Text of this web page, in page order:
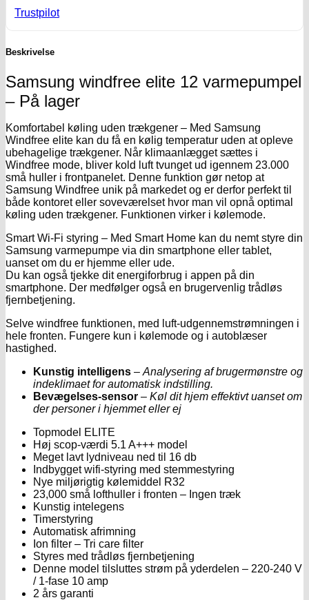
Trustpilot
Beskrivelse
Samsung windfree elite 12 varmepumpel
– På lager
Komfortabel køling uden trækgener – Med Samsung
Windfree elite kan du få en kølig temperatur uden at opleve
ubehagelige trækgener. Når klimaanlægget sættes i
Windfree mode, bliver kold luft tvunget ud igennem 23.000
små huller i frontpanelet. Denne funktion gør netop at
Samsung Windfree unik på markedet og er derfor perfekt til
både kontoret eller soveværelset hvor man vil opnå optimal
køling uden trækgener. Funktionen virker i kølemode.
Smart Wi-Fi styring – Med Smart Home kan du nemt styre din
Samsung varmepumpe via din smartphone eller tablet,
uanset om du er hjemme eller ude.
Du kan også tjekke dit energiforbrug i appen på din
smartphone. Der medfølger også en brugervenlig trådløs
fjernbetjening.
Selve windfree funktionen, med luft-udgennemstrømningen i
hele fronten. Fungere kun i kølemode og i autoblæser
hastighed.
Kunstig intelligens – Analysering af brugermønstre og
indeklimaet for automatisk indstilling.
Bevægelses-sensor – Køl dit hjem effektivt uanset om
der personer i hjemmet eller ej
Topmodel ELITE
Høj scop-værdi 5.1 A+++ model
Meget lavt lydniveau ned til 16 db
Indbygget wifi-styring med stemmestyring
Nye miljørigtig kølemiddel R32
23,000 små lofthuller i fronten – Ingen træk
Kunstig intelegens
Timerstyring
Automatisk afrimning
Ion filter – Tri care filter
Styres med trådløs fjernbetjening
Denne model tilsluttes strøm på yderdelen – 220-240 V
/ 1-fase 10 amp
2 års garanti